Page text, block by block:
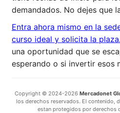
demandados. No dejes que
Entra ahora mismo en la
curso ideal y solicita la plaza.
una oportunidad que se
esperando o si invertir esos
Copyright © 2024-2026 Mercadonet
los derechos reservados. El contenido,
estan protegidos por derechos